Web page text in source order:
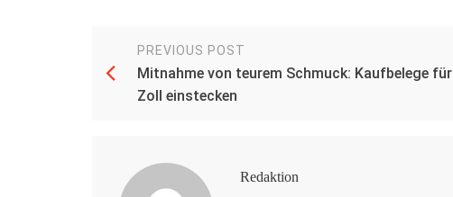
PREVIOUS POST
Mitnahme von teurem Schmuck: Kaufbelege für
Zoll einstecken
Redaktion